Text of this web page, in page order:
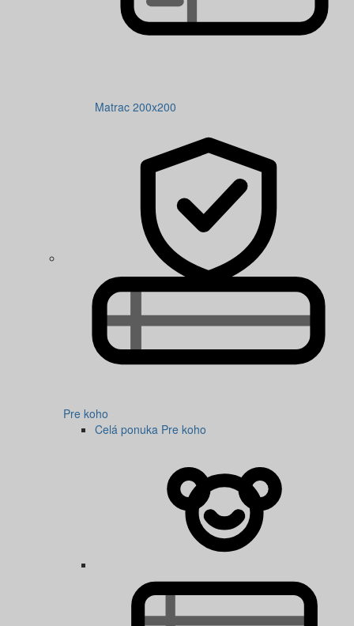
Matrac 200x200
Pre koho
Celá ponuka Pre koho